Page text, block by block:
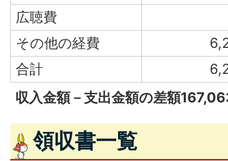
広聴費
その他の経費
合計
収入金額－支出金額の差額
領収書一覧